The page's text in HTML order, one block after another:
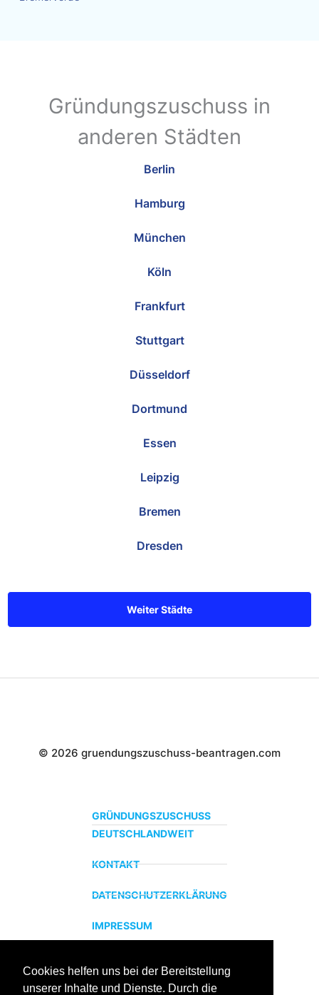
Cookies helfen uns bei der Bereitstellung
unserer Inhalte und Dienste. Durch die
Gründungszuschuss in
anderen Städten
Berlin
Hamburg
München
Köln
Frankfurt
Stuttgart
Düsseldorf
Dortmund
Essen
Leipzig
Bremen
Dresden
Weiter Städte
© 2026 gruendungszuschuss-beantragen.com
GRÜNDUNGSZUSCHUSS
DEUTSCHLANDWEIT
KONTAKT
DATENSCHUTZERKLÄRUNG
IMPRESSUM
ZERTIFIZIERTER BILDUNGSTRÄGER